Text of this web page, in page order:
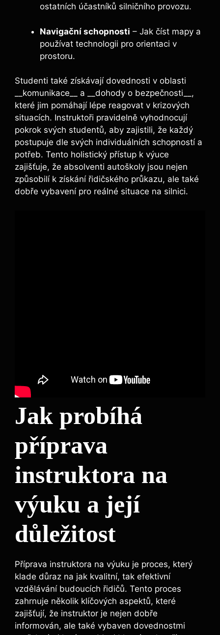
ostatních účastníků silničního provozu.
Navigační schopnosti – Jak číst mapy a
používat technologii pro orientaci v
prostoru.
Studenti také získávají dovednosti v oblasti
__komunikace__ a __dohody o bezpečnosti__,
které jim pomáhají lépe reagovat v krizových
situacích. Instruktoři pravidelně vyhodnocují
pokrok svých studentů, aby zajistili, že každý
postupuje dle svých individuálních schopností a
potřeb. Tento holistický přístup k výuce
zajišťuje, že absolventi autoškoly jsou nejen
způsobilí k získání řidičského průkazu, ale také
dobře vybavení pro reálné situace na silnici.
Jak probíhá
příprava
instruktora na
výuku a její
důležitost
Příprava instruktora na výuku je proces, který
klade důraz na jak kvalitní, tak efektivní
vzdělávání budoucích řidičů. Tento proces
zahrnuje několik klíčových aspektů, které
zajišťují, že instruktor je nejen dobře
informován, ale také vybaven dovednostmi